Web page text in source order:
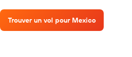
Trouver un vol pour Mexico